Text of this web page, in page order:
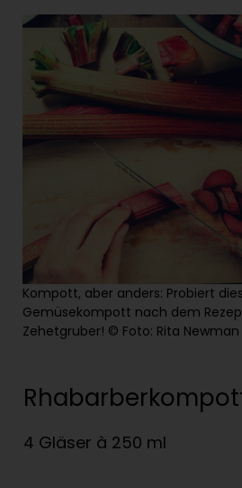
Kompott, aber anders: Probiert
Gemüsekompott nach dem
Zehetgruber! © Foto: Rita Newman
4 Gläser à 250 ml